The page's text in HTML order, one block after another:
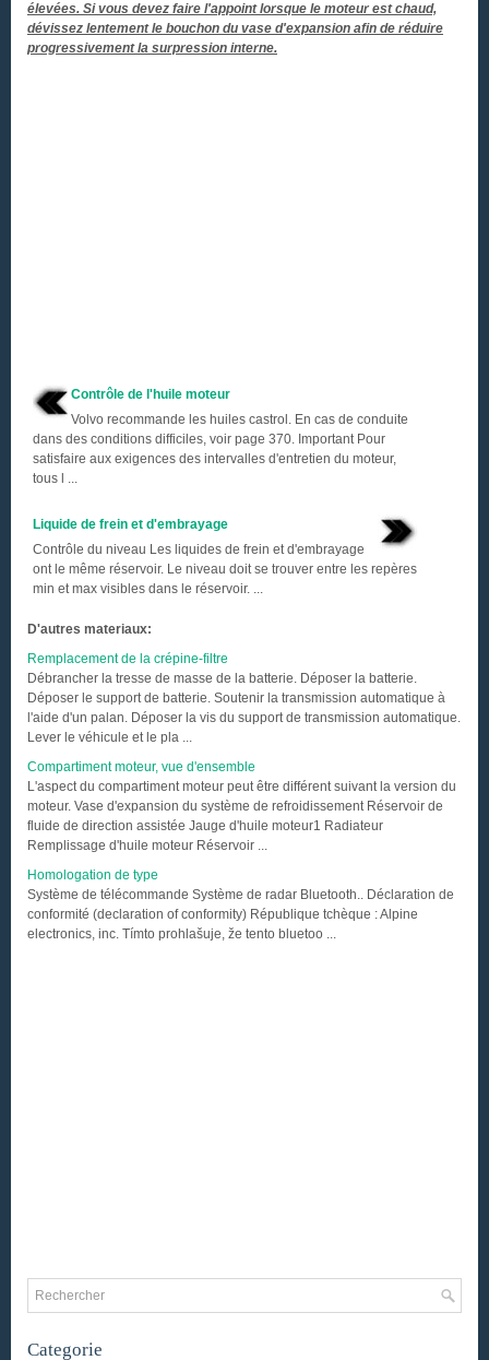
élevées. Si vous devez faire l'appoint lorsque le moteur est chaud,
dévissez lentement le bouchon du vase d'expansion afin de réduire
progressivement la surpression interne.
Contrôle de l'huile moteur
Volvo recommande les huiles castrol. En cas de conduite
dans des conditions difficiles, voir page 370. Important Pour
satisfaire aux exigences des intervalles d'entretien du moteur,
tous l ...
Liquide de frein et d'embrayage
Contrôle du niveau Les liquides de frein et d'embrayage
ont le même réservoir. Le niveau doit se trouver entre les repères
min et max visibles dans le réservoir. ...
D'autres materiaux:
Remplacement de la crépine-filtre
Débrancher la tresse de masse de la batterie. Déposer la batterie.
Déposer le support de batterie. Soutenir la transmission automatique à
l'aide d'un palan. Déposer la vis du support de transmission automatique.
Lever le véhicule et le pla ...
Compartiment moteur, vue d'ensemble
L'aspect du compartiment moteur peut être différent suivant la version du
moteur. Vase d'expansion du système de refroidissement Réservoir de
fluide de direction assistée Jauge d'huile moteur1 Radiateur
Remplissage d'huile moteur Réservoir ...
Homologation de type
Système de télécommande Système de radar Bluetooth.. Déclaration de
conformité (declaration of conformity) République tchèque : Alpine
electronics, inc. Tímto prohlašuje, že tento bluetoo ...
Categorie